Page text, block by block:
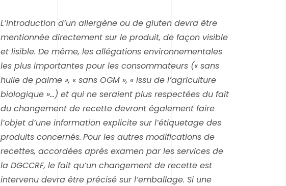
L’introduction d’un allergène ou de gluten devra être
mentionnée directement sur le produit, de façon visible
et lisible. De même, les allégations environnementales
les plus importantes pour les consommateurs (« sans
huile de palme », « sans OGM », « issu de l’agriculture
biologique »…) et qui ne seraient plus respectées du fait
du changement de recette devront également faire
l’objet d’une information explicite sur l’étiquetage des
produits concernés. Pour les autres modifications de
recettes, accordées après examen par les services de
la DGCCRF, le fait qu’un changement de recette est
intervenu devra être précisé sur l’emballage. Si une